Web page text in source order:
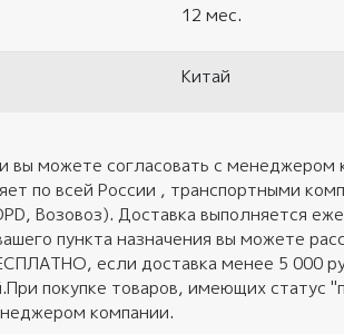
12 мес.
Китай
можете согласовать с менеджером
по всей России , транспортными
Возовоз). Доставка выполняется
пункта назначения вы можете
если доставка менее 5 000
покупке товаров, имеющих статус
компании.